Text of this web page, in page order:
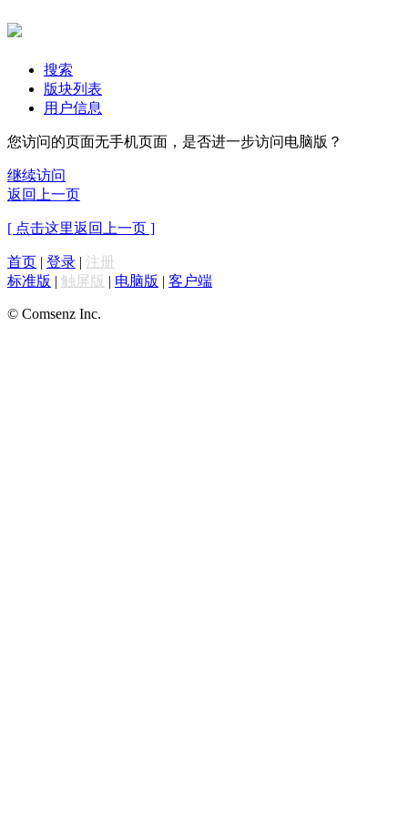
搜索
版块列表
用户信息
您访问的页面无手机页面，是否进一步访问电脑版？
继续访问
返回上一页
[ 点击这里返回上一页 ]
首页 | 登录 | 注册
标准版 | 触屏版 | 电脑版 | 客户端
© Comsenz Inc.